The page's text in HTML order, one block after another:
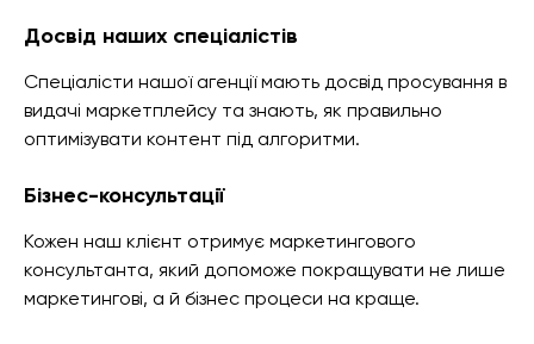
Досвід наших спеціалістів
Спеціалісти нашої агенції мають досвід просування в
видачі маркетплейсу та знають, як правильно
оптимізувати контент під алгоритми.
Бізнес-консультації
Кожен наш клієнт отримує маркетингового
консультанта, який допоможе покращувати не лише
маркетингові, а й бізнес процеси на краще.